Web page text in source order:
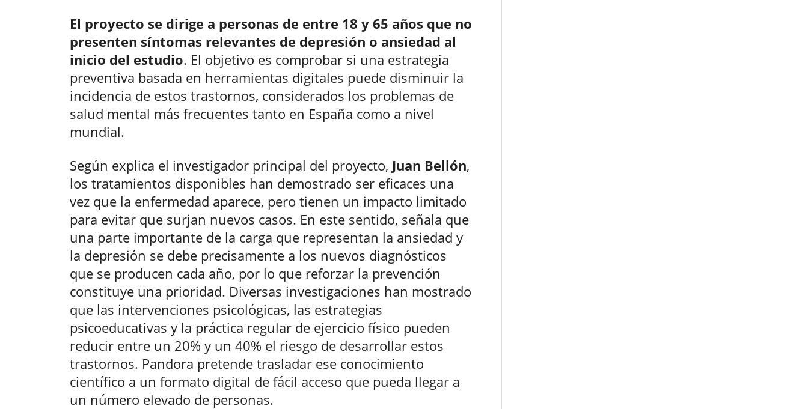
El proyecto se dirige a personas de entre 18 y 65 años que no
presenten síntomas relevantes de depresión o ansiedad al
inicio del estudio. El objetivo es comprobar si una estrategia
preventiva basada en herramientas digitales puede disminuir la
incidencia de estos trastornos, considerados los problemas de
salud mental más frecuentes tanto en España como a nivel
mundial.
Según explica el investigador principal del proyecto, Juan Bellón,
los tratamientos disponibles han demostrado ser eficaces una
vez que la enfermedad aparece, pero tienen un impacto limitado
para evitar que surjan nuevos casos. En este sentido, señala que
una parte importante de la carga que representan la ansiedad y
la depresión se debe precisamente a los nuevos diagnósticos
que se producen cada año, por lo que reforzar la prevención
constituye una prioridad. Diversas investigaciones han mostrado
que las intervenciones psicológicas, las estrategias
psicoeducativas y la práctica regular de ejercicio físico pueden
reducir entre un 20% y un 40% el riesgo de desarrollar estos
trastornos. Pandora pretende trasladar ese conocimiento
científico a un formato digital de fácil acceso que pueda llegar a
un número elevado de personas.